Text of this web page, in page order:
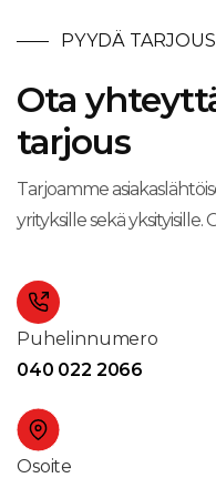
PYYDÄ TARJOUS
Ota
tarjous
Tarjoamme
yrityksille sekä yksityisille.
Puhelinnumero
040 022 2066
Osoite